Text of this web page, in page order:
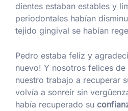
dientes estaban estables y
periodontales habían
tejido gingival se habían
Pedro estaba feliz y
nuevo! Y nosotros felices
nuestro trabajo a recuperar
volvía a sonreír sin
había recuperado su